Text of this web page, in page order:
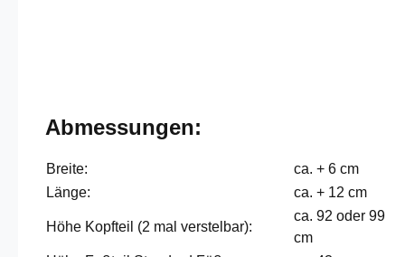
Abmessungen:
Breite:
ca. + 6 cm
Länge:
ca. + 12 cm
Höhe Kopfteil (2 mal verstelbar):
ca. 92 oder 99
cm